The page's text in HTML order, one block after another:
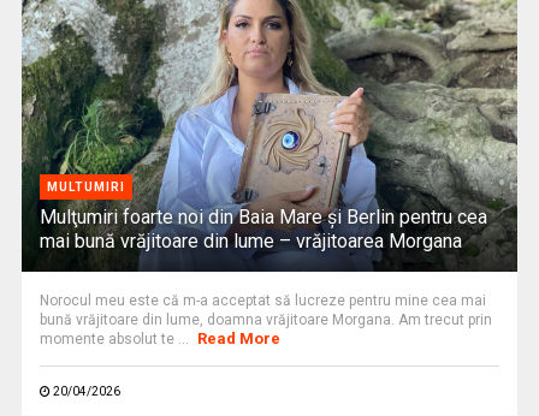
MULTUMIRI
Mulţumiri foarte noi din Baia Mare și Berlin pentru cea
mai bună vrăjitoare din lume – vrăjitoarea Morgana
Norocul meu este că m-a acceptat să lucreze pentru mine cea mai
bună vrăjitoare din lume, doamna vrăjitoare Morgana. Am trecut prin
momente absolut te ...
Read More
20/04/2026